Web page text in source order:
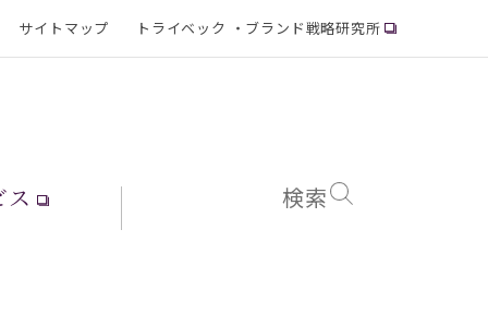
サイトマップ トライベック ・ブランド戦略研究所
ス 検索